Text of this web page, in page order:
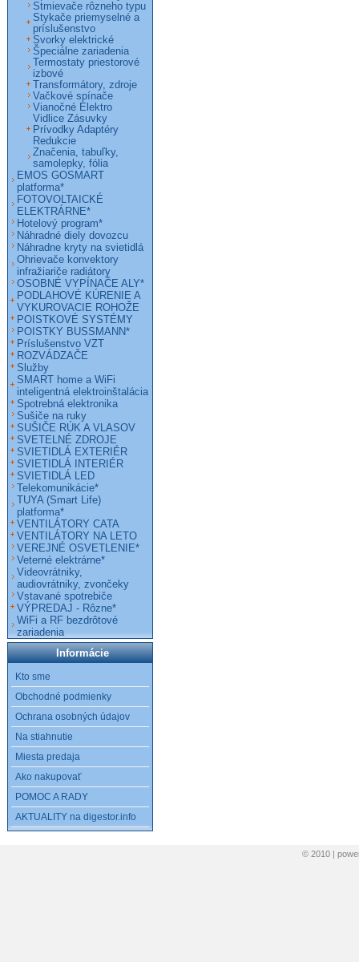
Stmievače rôzneho typu
Stykače priemyselné a
príslušenstvo
Svorky elektrické
Špeciálne zariadenia
Termostaty priestorové
izbové
Transformátory, zdroje
Vačkové spínače
Vianočné Elektro
Vidlice Zásuvky
Prívodky Adaptéry
Redukcie
Značenia, tabuľky,
samolepky, fólia
EMOS GOSMART
platforma*
FOTOVOLTAICKÉ
ELEKTRÁRNE*
Hotelový program*
Náhradné diely dovozcu
Náhradne kryty na svietidlá
Ohrievače konvektory
infražiariče radiátory
OSOBNÉ VYPÍNAČE ALY*
PODLAHOVÉ KÚRENIE A
VYKUROVACIE ROHOŽE
POISTKOVÉ SYSTÉMY
POISTKY BUSSMANN*
Príslušenstvo VZT
ROZVÁDZAČE
Služby
SMART home a WiFi
inteligentná elektroinštalácia
Spotrebná elektronika
Sušiče na ruky
SUŠIČE RÚK A VLASOV
SVETELNÉ ZDROJE
SVIETIDLÁ EXTERIÉR
SVIETIDLÁ INTERIÉR
SVIETIDLÁ LED
Telekomunikácie*
TUYA (Smart Life)
platforma*
VENTILÁTORY CATA
VENTILÁTORY NA LETO
VEREJNÉ OSVETLENIE*
Veterné elektrárne*
Videovrátniky,
audiovrátniky, zvončeky
Vstavané spotrebiče
VÝPREDAJ - Rôzne*
WiFi a RF bezdrôtové
zariadenia
Informácie
Kto sme
Obchodné podmienky
Ochrana osobných údajov
Na stiahnutie
Miesta predaja
Ako nakupovať
POMOC A RADY
AKTUALITY na digestor.info
© 2010 |